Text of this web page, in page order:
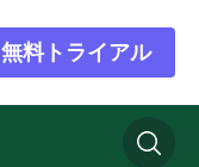
無料トライアル